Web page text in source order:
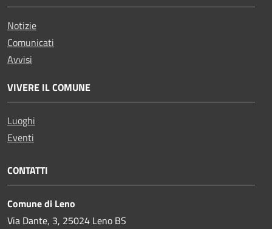
Notizie
Comunicati
Avvisi
VIVERE IL COMUNE
Luoghi
Eventi
CONTATTI
Comune di Leno
Via Dante, 3, 25024 Leno BS